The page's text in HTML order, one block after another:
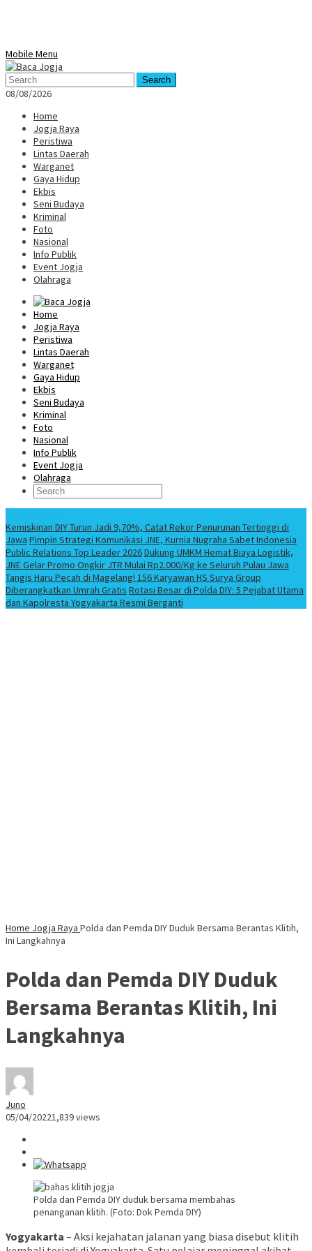
Mobile Menu
Search
08/08/2026
Home
Jogja Raya
Peristiwa
Lintas Daerah
Warganet
Gaya Hidup
Ekbis
Seni Budaya
Kriminal
Foto
Nasional
Info Publik
Event Jogja
Olahraga
Home
Jogja Raya
Peristiwa
Lintas Daerah
Warganet
Gaya Hidup
Ekbis
Seni Budaya
Kriminal
Foto
Nasional
Info Publik
Event Jogja
Olahraga
Kemiskinan DIY Turun Jadi 9,70%, Catat Rekor Penurunan Tertinggi di
Jawa Pimpin Strategi Komunikasi JNE, Kurnia Nugraha Sabet Indonesia
Public Relations Top Leader 2026Dukung UMKM Hemat Biaya Logistik,
JNE Gelar Promo Ongkir JTR Mulai Rp2.000/Kg ke Seluruh Pulau Jawa
Tangis Haru Pecah di Magelang! 156 Karyawan HS Surya Group
Diberangkatkan Umrah Gratis Rotasi Besar di Polda DIY: 5 Pejabat Utama
dan Kapolresta Yogyakarta Resmi Berganti
Home Jogja Raya Polda dan Pemda DIY Duduk Bersama Berantas Klitih,
Ini Langkahnya
Polda dan Pemda DIY Duduk
Bersama Berantas Klitih, Ini
Langkahnya
Juno
05/04/20221,839 views
Polda dan Pemda DIY duduk bersama membahas
penanganan klitih. (Foto: Dok Pemda DIY)
Yogyakarta – Aksi kejahatan jalanan yang biasa disebut klitih